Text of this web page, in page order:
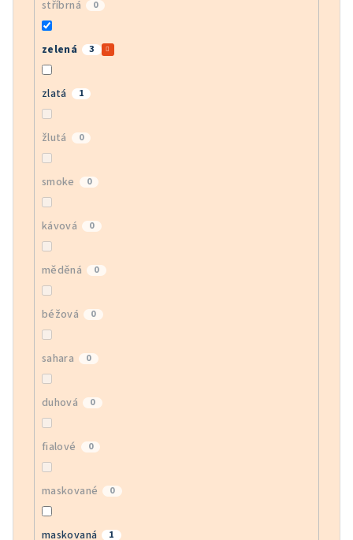
stříbrná 0
zelená 3
zlatá 1
žlutá 0
smoke 0
kávová 0
měděná 0
béžová 0
sahara 0
duhová 0
fialové 0
maskované 0
maskovaná 1